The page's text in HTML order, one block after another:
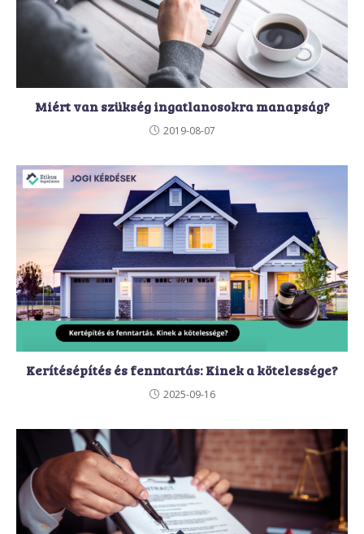
Miért van szükség ingatlanosokra manapság?
2019-08-07
Kerítésépítés és fenntartás: Kinek a kötelessége?
2025-09-16